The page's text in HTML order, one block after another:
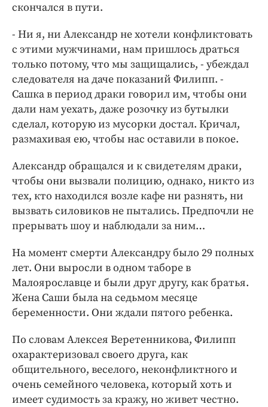
скончался в пути.
- Ни я, ни Александр не хотели конфликтовать
с этими мужчинами, нам пришлось драться
только потому, что мы защищались, - убеждал
следователя на даче показаний Филипп. -
Сашка в период драки говорил им, чтобы они
дали нам уехать, даже розочку из бутылки
сделал, которую из мусорки достал. Кричал,
размахивая ею, чтобы нас оставили в покое.
Александр обращался и к свидетелям драки,
чтобы они вызвали полицию, однако, никто из
тех, кто находился возле кафе ни разнять, ни
вызвать силовиков не пытались. Предпочли не
прерывать шоу и наблюдали за ним…
На момент смерти Александру было 29 полных
лет. Они выросли в одном таборе в
Малоярославце и были друг другу, как братья.
Жена Саши была на седьмом месяце
беременности. Они ждали пятого ребенка.
По словам Алексея Веретенникова, Филипп
охарактеризовал своего друга, как
общительного, веселого, неконфликтного и
очень семейного человека, который хоть и
имеет судимость за кражу, но живет честно.